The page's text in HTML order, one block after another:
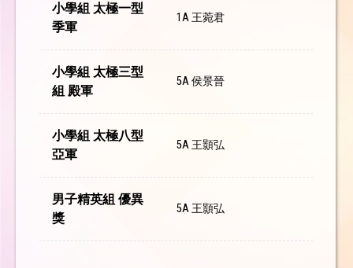
小學組 太極一型
季軍
1A 王菀君
小學組 太極三型
組 殿軍
5A 侯景晉
小學組 太極八型
亞軍
5A 王顥弘
男子精英組 優異
獎
5A 王顥弘